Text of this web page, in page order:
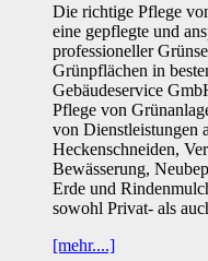
Die richtige Pflege
eine gepflegte und
professioneller
Grünpflächen in
Gebäudeservice
Pflege von
von Dienstleistungen
Heckenschneiden,
Bewässerung,
Erde und
sowohl Privat- als
[mehr....]